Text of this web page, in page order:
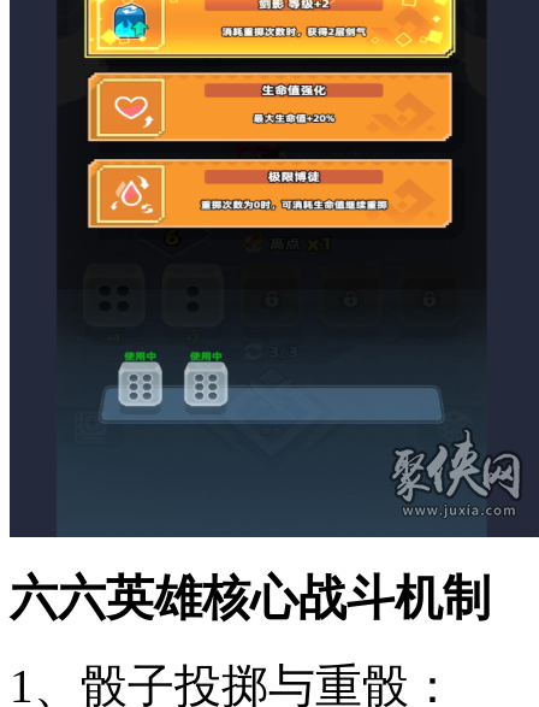
六六英雄核心战斗机制
1、骰子投掷与重骰：